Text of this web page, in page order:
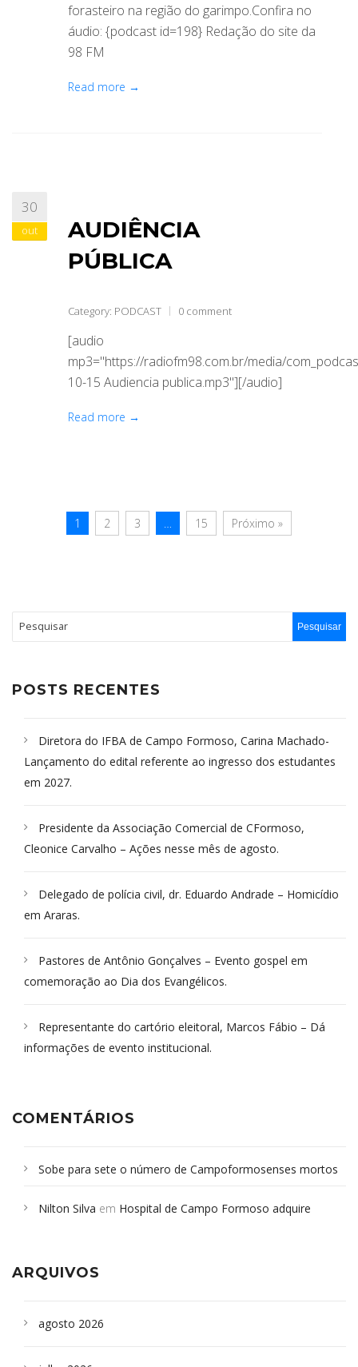
forasteiro na região do garimpo.Confira no
áudio: {podcast id=198} Redação do site da
98 FM
Read more →
30
out
AUDIÊNCIA
PÚBLICA
Category: PODCAST 0 comment
[audio
mp3="https://radiofm98.com.br/media/
10-15 Audiencia publica.mp3"][/audio]
Read more →
1 2 3 … 15 Próximo »
POSTS RECENTES
Diretora do IFBA de Campo Formoso, Carina Machado-
Lançamento do edital referente ao ingresso dos estudantes
em 2027.
Presidente da Associação Comercial de CFormoso,
Cleonice Carvalho – Ações nesse mês de agosto.
Delegado de polícia civil, dr. Eduardo Andrade – Homicídio
em Araras.
Pastores de Antônio Gonçalves – Evento gospel em
comemoração ao Dia dos Evangélicos.
Representante do cartório eleitoral, Marcos Fábio – Dá
informações de evento institucional.
COMENTÁRIOS
Sobe para sete o número de Campoformosenses mortos
Campoformosenses que morreram em desabamentos são
Nilton Silva em Hospital de Campo Formoso adquire
ARQUIVOS
agosto 2026